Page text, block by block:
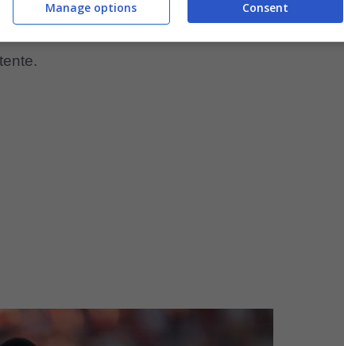
i piani dell’altra e ciò rende la rivalità tra le
Consent
Manage options